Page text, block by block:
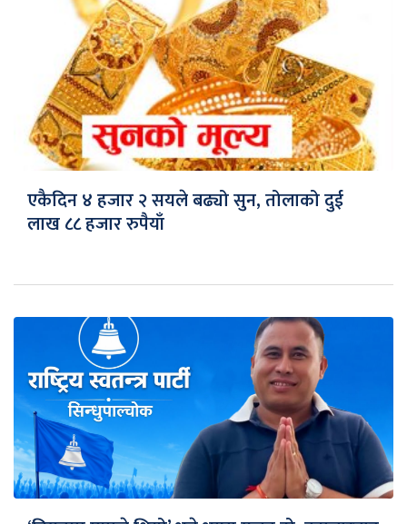
एकैदिन ४ हजार २ सयले बढ्यो सुन, तोलाको दुई
लाख ८८ हजार रुपैयाँ